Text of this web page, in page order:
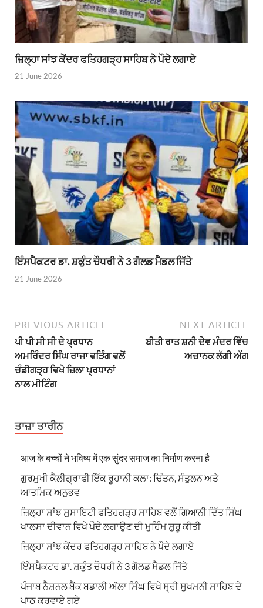
ਜ਼ਿਲ੍ਹਾ ਸਾਂਝ ਕੇਂਦਰ ਫਤਿਹਗੜ੍ਹ ਸਾਹਿਬ ਨੇ ਪੌਦੇ ਲਗਾਏ
21 June 2026
ਇੰਸਪੈਕਟਰ ਡਾ. ਸ਼ਕੁੰਤ ਚੌਧਰੀ ਨੇ 3 ਗੋਲਡ ਮੈਡਲ ਜਿੱਤੇ
21 June 2026
PREVIOUS ARTICLE
ਪੀ ਪੀ ਸੀ ਸੀ ਦੇ ਪ੍ਰਧਾਨ
ਅਮਰਿੰਦਰ ਸਿੰਘ ਰਾਜਾ ਵੜਿੰਗ ਵਲੋਂ
ਚੰਡੀਗੜ੍ਹ ਵਿਖੇ ਜ਼ਿਲਾ ਪ੍ਰਧਾਨਾਂ
ਨਾਲ ਮੀਟਿੰਗ
NEXT ARTICLE
ਬੀਤੀ ਰਾਤ ਸ਼ਨੀ ਦੇਵ ਮੰਦਰ ਵਿੱਚ
ਅਚਾਨਕ ਲੱਗੀ ਅੱਗ
ਤਾਜ਼ਾ ਤਾਰੀਨ
आज के बच्चों ने भविष्य में एक सुंदर समाज का निर्माण करना है
ਗੁਰਮੁਖੀ ਕੈਲੀਗ੍ਰਾਫੀ ਇੱਕ ਰੂਹਾਨੀ ਕਲਾ: ਚਿੰਤਨ, ਸੰਤੁਲਨ ਅਤੇ
ਆਤਮਿਕ ਅਨੁਭਵ
ਜ਼ਿਲ੍ਹਾ ਸਾਂਝ ਸੁਸਾਇਟੀ ਫਤਿਹਗੜ੍ਹ ਸਾਹਿਬ ਵਲੋਂ ਗਿਆਨੀ ਦਿੱਤ ਸਿੰਘ
ਖਾਲਸਾ ਦੀਵਾਨ ਵਿਖੇ ਪੌਦੇ ਲਗਾਉਣ ਦੀ ਮੁਹਿੰਮ ਸ਼ੁਰੂ ਕੀਤੀ
ਜ਼ਿਲ੍ਹਾ ਸਾਂਝ ਕੇਂਦਰ ਫਤਿਹਗੜ੍ਹ ਸਾਹਿਬ ਨੇ ਪੌਦੇ ਲਗਾਏ
ਇੰਸਪੈਕਟਰ ਡਾ. ਸ਼ਕੁੰਤ ਚੌਧਰੀ ਨੇ 3 ਗੋਲਡ ਮੈਡਲ ਜਿੱਤੇ
ਪੰਜਾਬ ਨੈਸ਼ਨਲ ਬੈਂਕ ਬਡਾਲੀ ਅੱਲਾ ਸਿੰਘ ਵਿਖੇ ਸ੍ਰੀ ਸੁਖਮਨੀ ਸਾਹਿਬ ਦੇ
ਪਾਠ ਕਰਵਾਏ ਗਏ